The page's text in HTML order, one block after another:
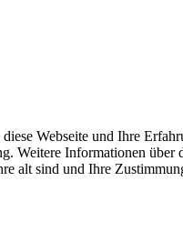
Webseite und Ihre
Weitere Informationen
alt sind und Ihre